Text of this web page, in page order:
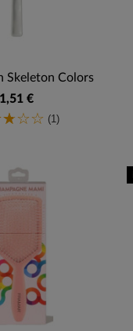
Skeleton Colors
1,51 €
(1)